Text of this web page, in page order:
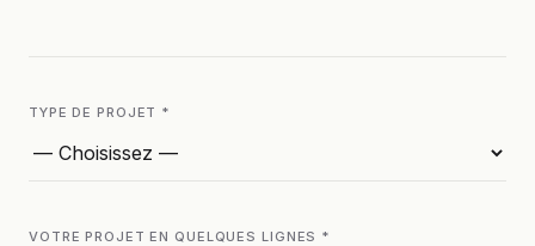
TYPE DE PROJET *
VOTRE PROJET EN QUELQUES LIGNES *